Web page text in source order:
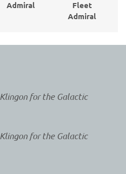
Admiral
Fleet
Admiral
Klingon for the Galactic
Klingon for the Galactic